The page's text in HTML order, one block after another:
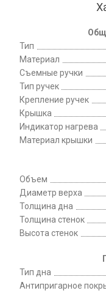
Тип
Материал
Съемные ручки
Тип ручек
Крепление ручек
Крышка
Индикатор нагрева
Материал крышки
Объем
Диаметр верха
Толщина дна
Толщина стенок
Высота стенок
Тип дна
Антипригарное